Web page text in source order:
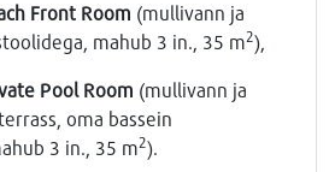
Front Room (mullivann ja
mahub 3 in., 35 m2),
Pool Room (mullivann ja
oma bassein
3 in., 35 m2).